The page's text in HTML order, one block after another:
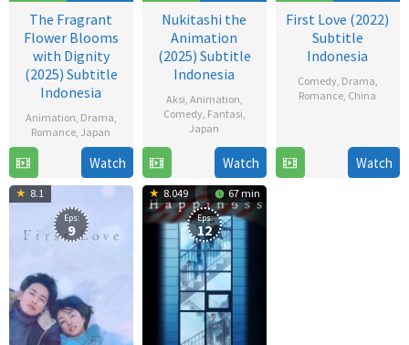
The Fragrant
Flower Blooms
with Dignity
(2025) Subtitle
Indonesia
Animation, Drama,
Romance, Japan
Jul
Watch
Nukitashi the
Animation
(2025) Subtitle
Indonesia
Aksi, Animation,
Comedy, Fantasi,
Japan
Jul
2025
Watch
First Love (2022)
Subtitle
Indonesia
Comedy, Drama,
Romance, China
Dec
2022Watch
8.1
Eps:
9
8.049 67 min
Eps:
12